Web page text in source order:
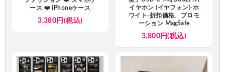
ース ❤️ iPhoneケース
3,380円(税込)
イヤホン (イヤフォン)​​​​-​​​ホ
ワイト-折扣価格、プロモ
ーション MagSafe
3,800円(税込)